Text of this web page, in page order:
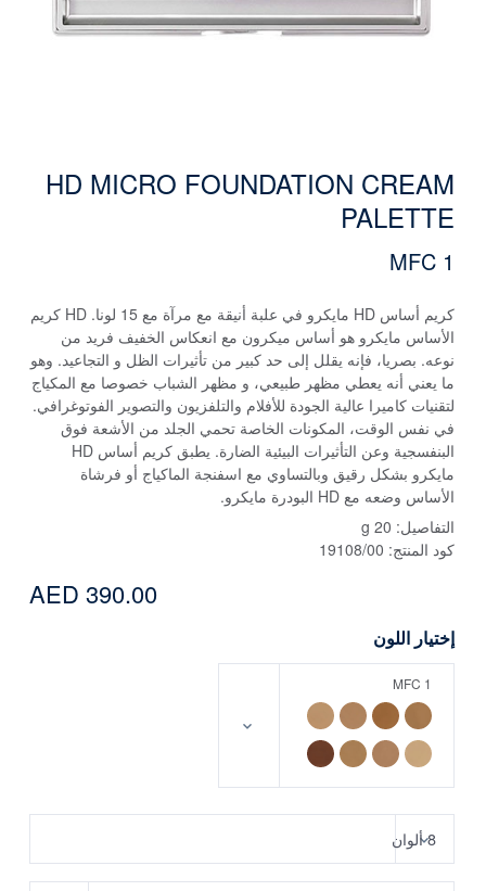
HD MICRO FOUNDATION CREAM
PALETTE
MFC 1
كريم أساس HD مايكرو في علبة أنيقة مع مرآة مع 15 لونا. HD كريم
الأساس مايكرو هو أساس ميكرون مع انعكاس الخفيف فريد من
نوعه. بصريا، فإنه يقلل إلى حد كبير من تأثيرات الظل و التجاعيد. وهو
ما يعني أنه يعطي مظهر طبيعي، و مظهر الشباب خصوصا مع المكياج
لتقنيات كاميرا عالية الجودة للأفلام والتلفزيون والتصوير الفوتوغرافي.
في نفس الوقت، المكونات الخاصة تحمي الجلد من الأشعة فوق
البنفسجية وعن التأثيرات البيئية الضارة. يطبق كريم أساس HD
مايكرو بشكل رقيق وبالتساوي مع اسفنجة الماكياج أو فرشاة
الأساس وضعه مع HD البودرة مايكرو.
التفاصيل: 20 g
كود المنتج: 19108/00
AED 390.00
إختيار اللون
MFC 1